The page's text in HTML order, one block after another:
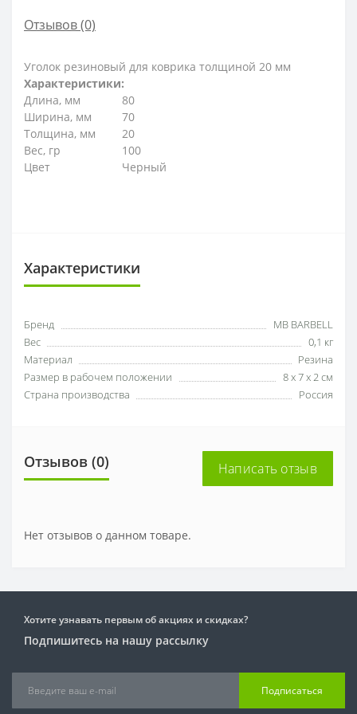
Отзывов (0)
Уголок резиновый для коврика толщиной 20 мм
Характеристики:
Длина, мм
80
Ширина, мм
70
Толщина, мм
20
Вес, гр
100
Цвет
Черный
Характеристики
Бренд
MB BARBELL
Вес
0,1 кг
Материал
Резина
Размер в рабочем положении
8 х 7 х 2 см
Страна производства
Россия
Отзывов (0) Написать отзыв
Нет отзывов о данном товаре.
Хотите узнавать первым об акциях и скидках?
Подпишитесь на нашу рассылку
Подписаться